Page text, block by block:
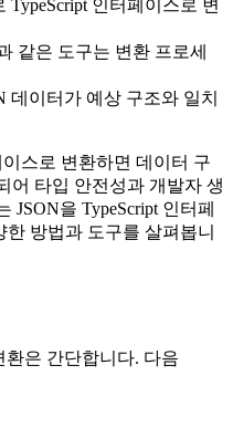
인터페이스로 변
같은 도구는 변환 프로세
데이터가 예상 구조와 일치
이스로 변환하면 데이터 구
어 타입 안전성과 개발자 생
을 TypeScript 인터페
방법과 도구를 살펴봅니
환은 간단합니다. 다음